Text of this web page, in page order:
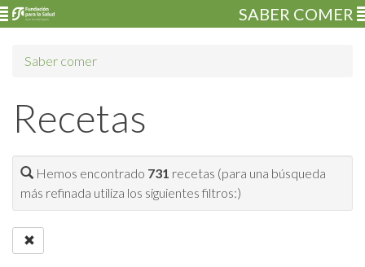
SABER COMER
Saber comer
Recetas
Hemos encontrado 731 recetas (para una búsqueda
más refinada utiliza los siguientes filtros:)